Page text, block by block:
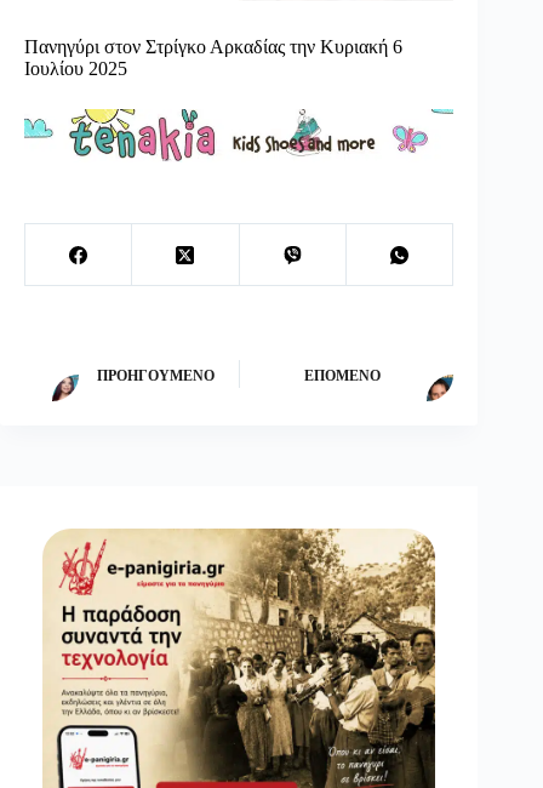
Πανηγύρι στον Στρίγκο Αρκαδίας την Κυριακή 6
Ιουλίου 2025
ΠΡΟΗΓΟΎΜΕΝΟ ΕΠΌΜΕΝΟ